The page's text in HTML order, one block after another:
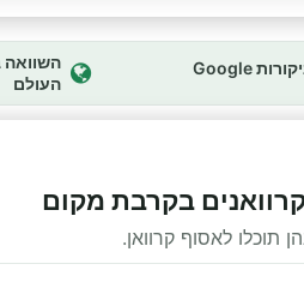
העולם
קרוואנים בקרבת מקום
תוכלו לאסוף קרוואן.